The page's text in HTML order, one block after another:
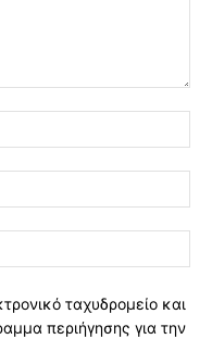
ταχυδρομείο και
περιήγησης για την